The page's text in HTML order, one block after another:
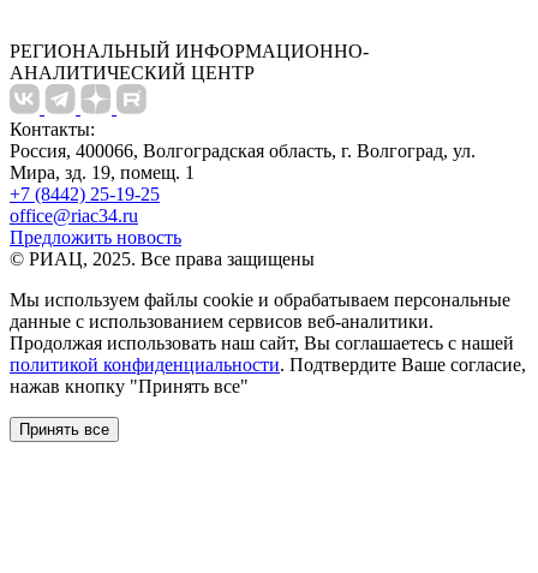
РЕГИОНАЛЬНЫЙ ИНФОРМАЦИОННО-
АНАЛИТИЧЕСКИЙ ЦЕНТР
Контакты:
Россия, 400066, Волгоградская область, г. Волгоград, ул.
Мира, зд. 19, помещ. 1
+7 (8442) 25-19-25
office@riac34.ru
Предложить новость
© РИАЦ, 2025. Все права защищены
Мы используем файлы сookie и обрабатываем персональные
данные с использованием сервисов веб-аналитики.
Продолжая использовать наш сайт, Вы соглашаетесь с нашей
политикой конфиденциальности. Подтвердите Ваше согласие,
нажав кнопку "Принять все"
Принять все